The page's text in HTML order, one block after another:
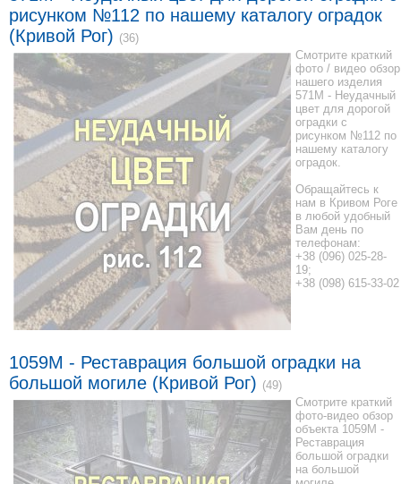
рисунком №112 по нашему каталогу оградок
(Кривой Рог) (36)
Смотрите краткий
фото / видео обзор
нашего изделия
571M - Неудачный
цвет для дорогой
оградки с
рисунком №112 по
нашему каталогу
оградок.
Обращайтесь к
нам в Кривом Роге
в любой удобный
Вам день по
телефонам:
+38 (096) 025-28-
19;
+38 (098) 615-33-02
1059М - Реставрация большой оградки на
большой могиле (Кривой Рог) (49)
Смотрите краткий
фото-видео обзор
объекта 1059М -
Реставрация
большой оградки
на большой